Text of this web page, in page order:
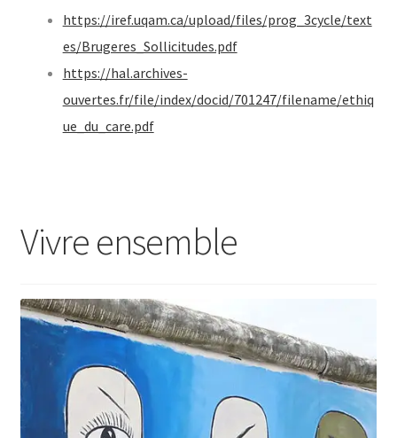
https://iref.uqam.ca/upload/files/prog_3cycle/text
es/Brugeres_Sollicitudes.pdf
https://hal.archives-
ouvertes.fr/file/index/docid/701247/filename/ethiq
ue_du_care.pdf
Vivre ensemble